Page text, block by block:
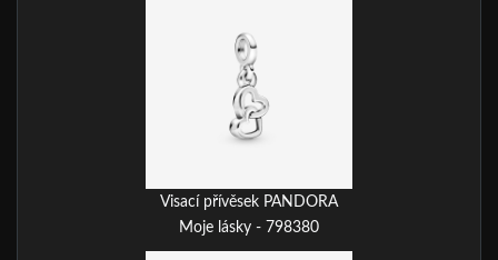
Visací přívěsek PANDORA
Moje lásky - 798380